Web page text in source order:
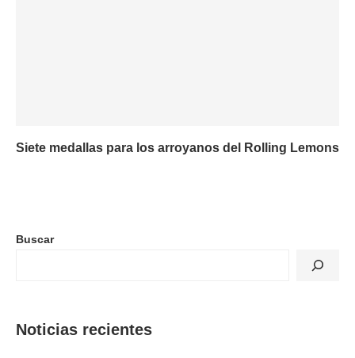
Siete medallas para los arroyanos del Rolling Lemons
Buscar
Noticias recientes